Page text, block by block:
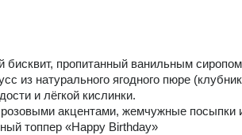
пропитанный ванильным
из натурального ягодного пюре
и лёгкой кислинки.
акцентами, жемчужные посыпки
топпер «Happy Birthday»